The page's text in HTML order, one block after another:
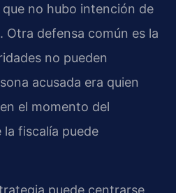
no hubo intención de
Otra defensa común es la
no pueden
acusada era quien
el momento del
fiscalía puede
puede centrarse